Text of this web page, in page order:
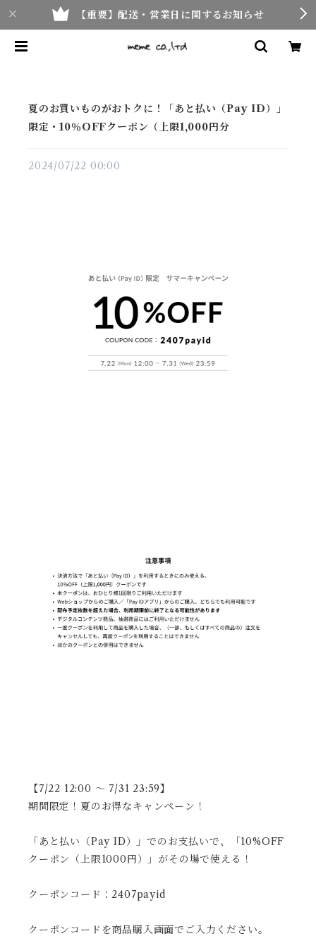
【重要】配送・営業日に関するお知らせ
夏のお買いものがおトクに！「あと払い（Pay ID）」
限定・10％OFFクーポン（上限1,000円分
2024/07/22 00:00
【7/22 12:00 〜 7/31 23:59】
期間限定！夏のお得なキャンペーン！
「あと払い（Pay ID）」でのお支払いで、「10%OFF
クーポン（上限1000円）」がその場で使える！
クーポンコード：2407payid
クーポンコードを商品購入画面でご入力ください。